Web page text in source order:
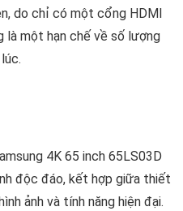
do chỉ có một cổng HDMI
là một hạn chế về số lượng
4K 65 inch 65LS03D
độc đáo, kết hợp giữa thiết
ảnh và tính năng hiện đại.